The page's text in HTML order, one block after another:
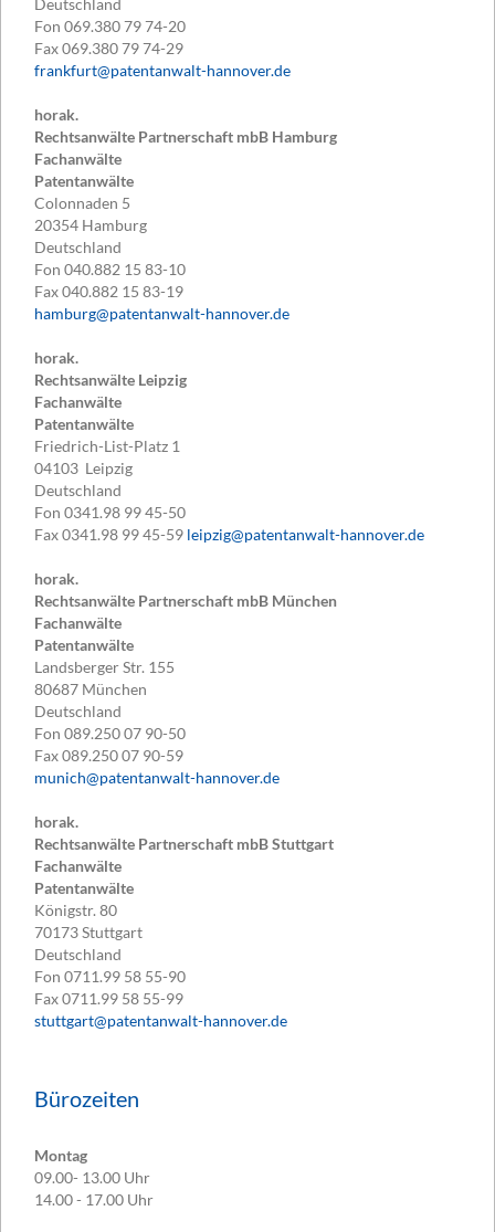
Deutschland
Fon 069.380 79 74-20
Fax069.380 79 74-29
frankfurt@patentanwalt-hannover.de
horak.
Rechtsanwälte Partnerschaft mbB Hamburg
Fachanwälte
Patentanwälte
Colonnaden 5
20354 Hamburg
Deutschland
Fon 040.882 15 83-10
Fax040.882 15 83-19
hamburg@patentanwalt-hannover.de
horak.
Rechtsanwälte Leipzig
Fachanwälte
Patentanwälte
Friedrich-List-Platz 1
04103 Leipzig
Deutschland
Fon 0341.98 99 45-50
Fax0341.98 99 45-59 leipzig@patentanwalt-hannover.de
horak.
Rechtsanwälte Partnerschaft mbB München
Fachanwälte
Patentanwälte
Landsberger Str. 155
80687 München
Deutschland
Fon 089.250 07 90-50
Fax089.250 07 90-59
munich@patentanwalt-hannover.de
horak.
Rechtsanwälte Partnerschaft mbB Stuttgart
Fachanwälte
Patentanwälte
Königstr. 80
70173Stuttgart
Deutschland
Fon 0711.99 58 55-90
Fax0711.99 58 55-99
stuttgart@patentanwalt-hannover.de
Bürozeiten
Montag
09.00- 13.00 Uhr
14.00 - 17.00 Uhr